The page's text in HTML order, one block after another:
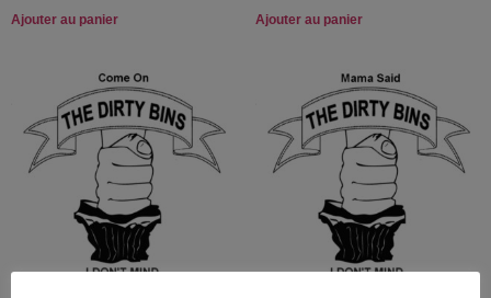
Ajouter au panier Ajouter au panier